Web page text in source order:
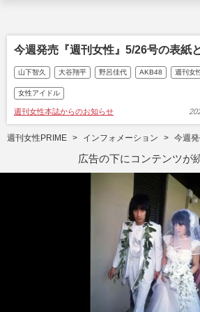
今週発売『週刊女性』5/26号の表紙
山下智久 大谷翔平 野呂佳代 AKB48 週刊女
女性アイドル
週刊女性本誌からのお知らせ
週刊女性PRIME インフォメーション 今週
広告の下にコンテンツが